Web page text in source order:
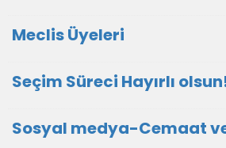
Meclis Üyeleri
Seçim Süreci Hayırlı
Sosyal medya-Cemaat